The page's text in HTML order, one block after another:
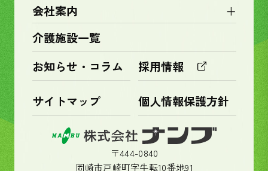
会社案内 +
介護施設一覧
お知らせ・コラム
採用情報
サイトマップ 個人情報保護方針
〒444-0840
岡崎市戸崎町字牛転10番地91